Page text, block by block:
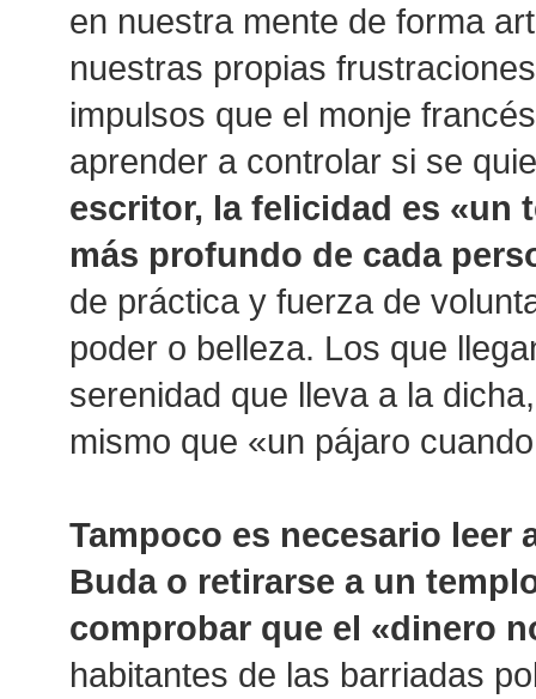
en nuestra mente de forma
nuestras propias
impulsos que el monje
aprender a controlar si se
escritor, la felicidad es «un
más profundo de cada
de práctica y fuerza de
poder o belleza. Los que
serenidad que lleva a la
mismo que «un pájaro
Tampoco es necesario leer
Buda o retirarse a un
comprobar que el «dinero
habitantes de las barriadas